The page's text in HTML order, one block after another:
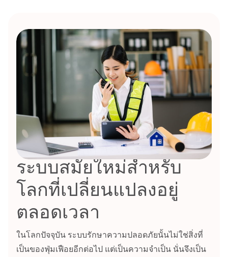
ระบบสมัยใหม่สำหรับ
โลกที่เปลี่ยนแปลงอยู่
ตลอดเวลา
ในโลกปัจจุบัน ระบบรักษาความปลอดภัยนั้นไม่ใช่สิ่งที่
เป็นของฟุ่มเฟือยอีกต่อไป แต่เป็นความจำเป็น นั่นจึงเป็น